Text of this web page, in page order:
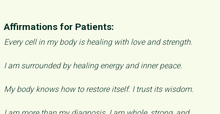
Affirmations for Patients:
Every cell in my body is healing with love and strength.
I am surrounded by healing energy and inner peace.
My body knows how to restore itself. I trust its wisdom.